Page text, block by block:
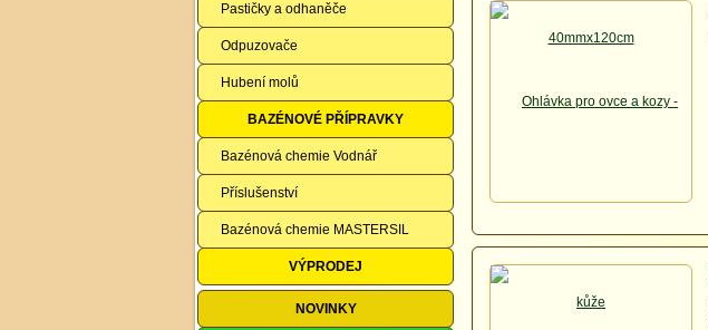
Pastičky a odhaněče
Odpuzovače
Hubení molů
BAZÉNOVÉ PŘÍPRAVKY
Bazénová chemie Vodnář
Příslušenství
Bazénová chemie MASTERSIL
VÝPRODEJ
NOVINKY